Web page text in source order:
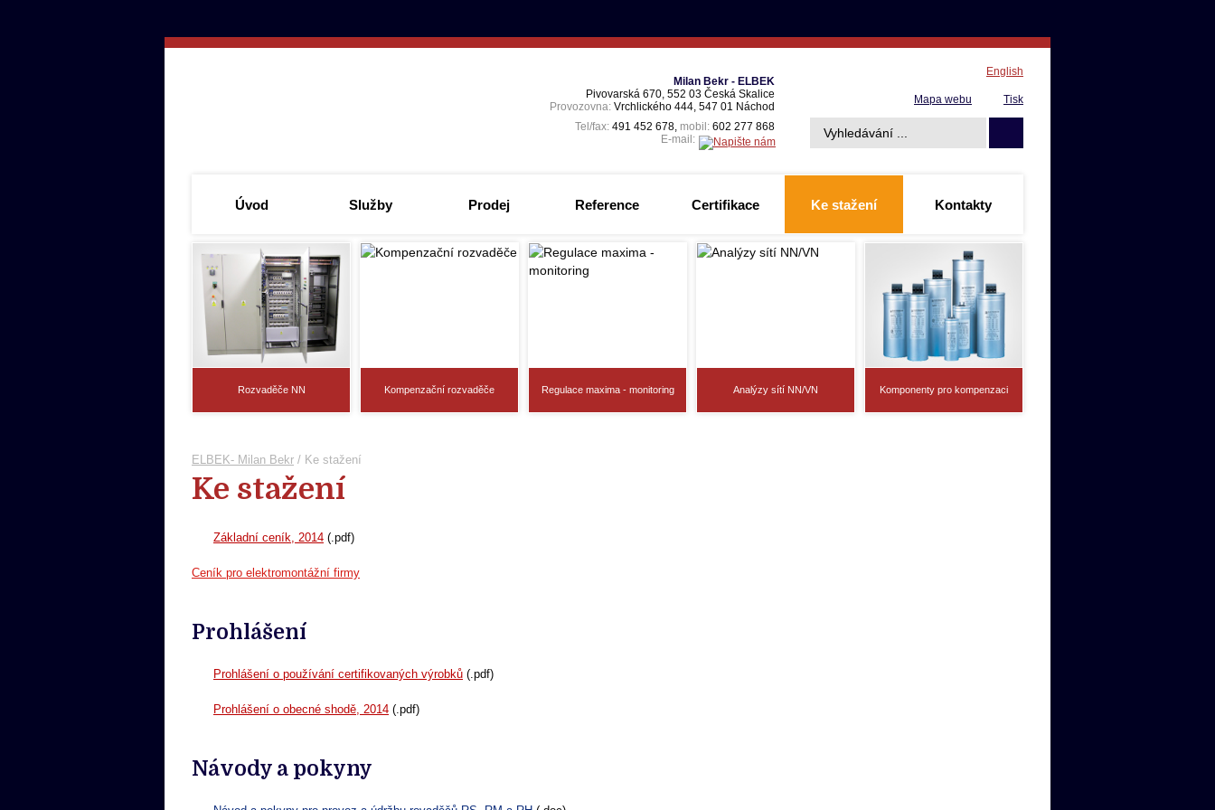
ELBEK- Milan Bekr / Ke stažení
Ke stažení
Základní ceník, 2014 (.pdf)
Ceník pro elektromontážní firmy
Prohlášení
Prohlášení o používání certifikovaných výrobků (.pdf)
Prohlášení o obecné shodě, 2014 (.pdf)
Návody a pokyny
Rozvaděče NN Kompenzační rozvaděče Regulace maxima - monitoring Analýzy sítí NN/VN Komponenty pro kompenzaci
Úvod Služby Prodej Reference Certifikace Ke stažení Kontakty
Milan Bekr - ELBEK
Pivovarská 670, 552 03 Česká Skalice
Provozovna: Vrchlického 444, 547 01 Náchod
Tel/fax: 491 452 678, mobil: 602 277 868
E-mail:
Mapa webu Tisk
English